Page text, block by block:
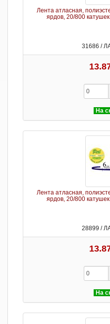
Лента атласная,
ярдов, 20/800
31686 /
На
Лента атласная,
ярдов, 20/800
28899 /
На